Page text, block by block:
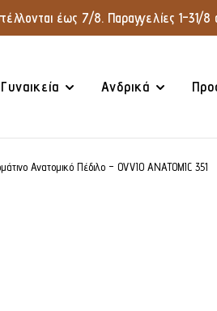
έως 7/8. Παραγγελίες 1–31/
Γυναικεία Ανδρικά
Ανατομικό Πέδιλο – OVVIO ANATOMIC 351